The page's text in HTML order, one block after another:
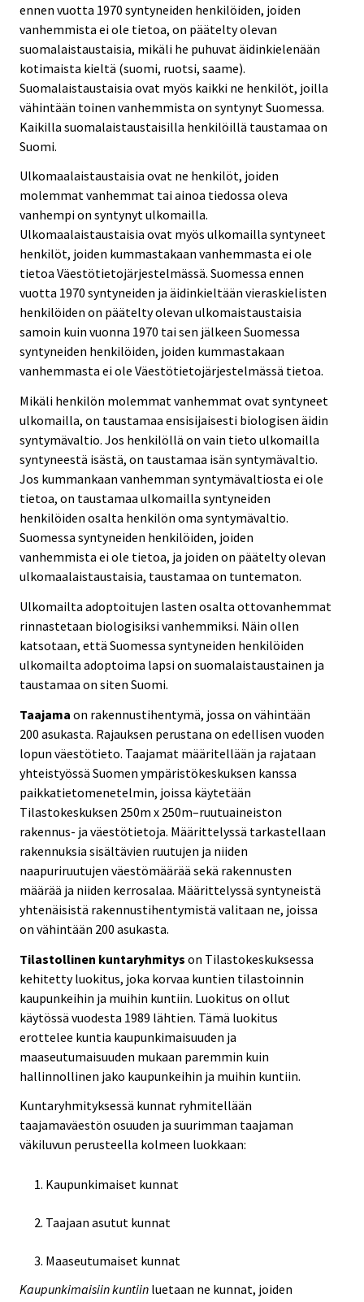
ennen vuotta 1970 syntyneiden henkilöiden, joiden
vanhemmista ei ole tietoa, on päätelty olevan
suomalaistaustaisia, mikäli he puhuvat äidinkielenään
kotimaista kieltä (suomi, ruotsi, saame).
Suomalaistaustaisia ovat myös kaikki ne henkilöt, joilla
vähintään toinen vanhemmista on syntynyt Suomessa.
Kaikilla suomalaistaustaisilla henkilöillä taustamaa on
Suomi.
Ulkomaalaistaustaisia ovat ne henkilöt, joiden
molemmat vanhemmat tai ainoa tiedossa oleva
vanhempi on syntynyt ulkomailla.
Ulkomaalaistaustaisia ovat myös ulkomailla syntyneet
henkilöt, joiden kummastakaan vanhemmasta ei ole
tietoa Väestötietojärjestelmässä. Suomessa ennen
vuotta 1970 syntyneiden ja äidinkieltään vieraskielisten
henkilöiden on päätelty olevan ulkomaistaustaisia
samoin kuin vuonna 1970 tai sen jälkeen Suomessa
syntyneiden henkilöiden, joiden kummastakaan
vanhemmasta ei ole Väestötietojärjestelmässä tietoa.
Mikäli henkilön molemmat vanhemmat ovat syntyneet
ulkomailla, on taustamaa ensisijaisesti biologisen äidin
syntymävaltio. Jos henkilöllä on vain tieto ulkomailla
syntyneestä isästä, on taustamaa isän syntymävaltio.
Jos kummankaan vanhemman syntymävaltiosta ei ole
tietoa, on taustamaa ulkomailla syntyneiden
henkilöiden osalta henkilön oma syntymävaltio.
Suomessa syntyneiden henkilöiden, joiden
vanhemmista ei ole tietoa, ja joiden on päätelty olevan
ulkomaalaistaustaisia, taustamaa on tuntematon.
Ulkomailta adoptoitujen lasten osalta ottovanhemmat
rinnastetaan biologisiksi vanhemmiksi. Näin ollen
katsotaan, että Suomessa syntyneiden henkilöiden
ulkomailta adoptoima lapsi on suomalaistaustainen ja
taustamaa on siten Suomi.
Taajama on rakennustihentymä, jossa on vähintään
200 asukasta. Rajauksen perustana on edellisen vuoden
lopun väestötieto. Taajamat määritellään ja rajataan
yhteistyössä Suomen ympäristökeskuksen kanssa
paikkatietomenetelmin, joissa käytetään
Tilastokeskuksen 250m x 250m–ruutuaineiston
rakennus- ja väestötietoja. Määrittelyssä tarkastellaan
rakennuksia sisältävien ruutujen ja niiden
naapuriruutujen väestömäärää sekä rakennusten
määrää ja niiden kerrosalaa. Määrittelyssä syntyneistä
yhtenäisistä rakennustihentymistä valitaan ne, joissa
on vähintään 200 asukasta.
Tilastollinen kuntaryhmitys on Tilastokeskuksessa
kehitetty luokitus, joka korvaa kuntien tilastoinnin
kaupunkeihin ja muihin kuntiin. Luokitus on ollut
käytössä vuodesta 1989 lähtien. Tämä luokitus
erottelee kuntia kaupunkimaisuuden ja
maaseutumaisuuden mukaan paremmin kuin
hallinnollinen jako kaupunkeihin ja muihin kuntiin.
Kuntaryhmityksessä kunnat ryhmitellään
taajamaväestön osuuden ja suurimman taajaman
väkiluvun perusteella kolmeen luokkaan:
Kaupunkimaiset kunnat
Taajaan asutut kunnat
Maaseutumaiset kunnat
Kaupunkimaisiin kuntiin luetaan ne kunnat, joiden